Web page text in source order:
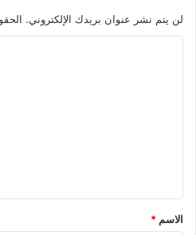
لن يتم نشر عنوان بريدك الإلكتروني.
*
الاسم *